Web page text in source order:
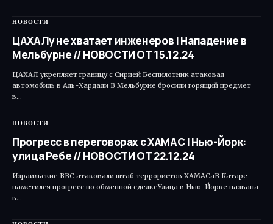
НОВОСТИ
ЦАХАЛу не хватает инженеров | Нападение в
Мельбурне // НОВОСТИ ОТ 15.12.24
ЦАХАЛ укрепляет границу с Сирией Беспилотник атаковал
автомобиль в Аль-Хардали В Мельбурне бросили горящий предмет
в…
НОВОСТИ
Прогресс в переговорах c ХАМАС | Нью-Йорк:
улица Ребе // НОВОСТИ ОТ 22.12.24
Израильские ВВС атаковали штаб террористов ХАМАСаВ Катаре
наметился прогресс по обменной сделкеУлица в Нью-Йорке названа
в…